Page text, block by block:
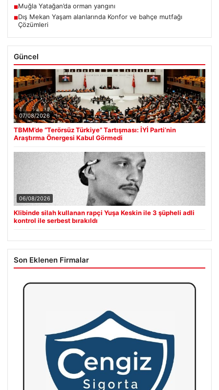
■Muğla Yatağan’da orman yangını
■Dış Mekan Yaşam alanlarında Konfor ve bahçe mutfağı
Çözümleri
Güncel
07/08/2026
TBMM’de “Terörsüz Türkiye” Tartışması: İYİ Parti’nin
Araştırma Önergesi Kabul Görmedi
06/08/2026
Klibinde silah kullanan rapçi Yuşa Keskin ile 3 şüpheli adli
kontrol ile serbest bırakıldı
Son Eklenen Firmalar